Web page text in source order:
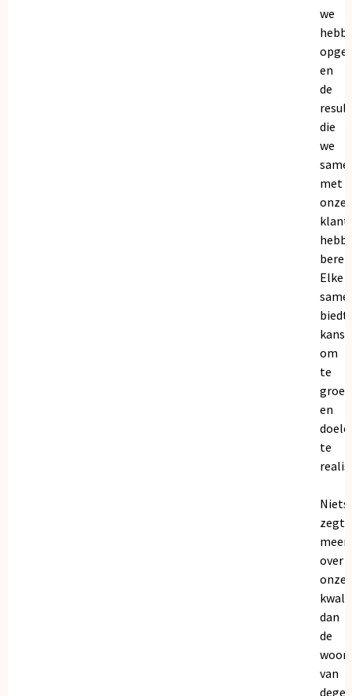
we
en
de
die
we
met
onze
Elke
biedt
om
te
en
te
Niets
zegt
meer
over
onze
dan
de
van